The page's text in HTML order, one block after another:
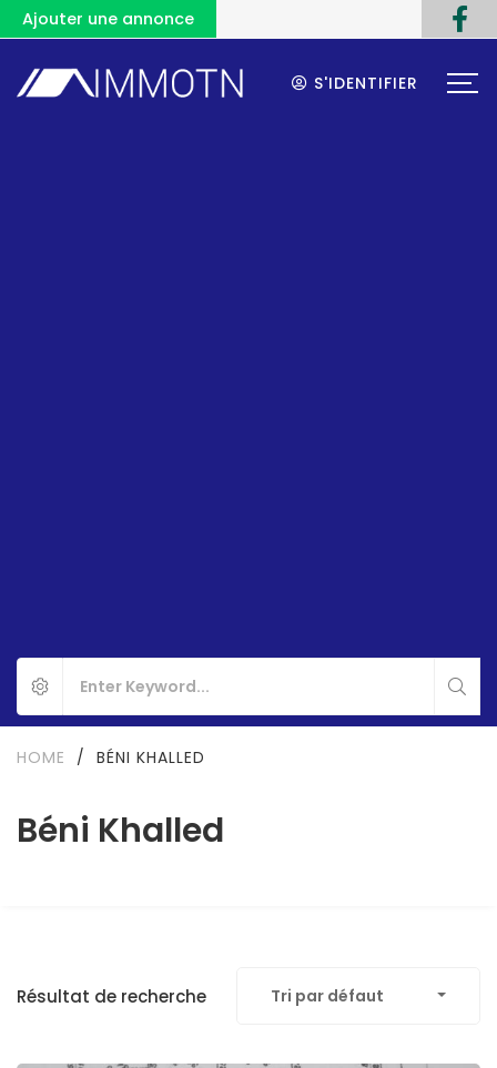
Ajouter une annonce
S'IDENTIFIER
Béni Khalled
HOME / BÉNI KHALLED
Résultat de recherche Tri par défaut